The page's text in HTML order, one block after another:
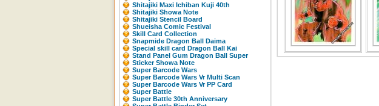
Shitajiki Maxi Ichiban Kuji 40th
Shitajiki Showa Note
Shitajiki Stencil Board
Shueisha Comic Festival
Skill Card Collection
Snapmide Dragon Ball Daima
Special skill card Dragon Ball Kai
Stand Panel Gum Dragon Ball Super
Sticker Showa Note
Super Barcode Wars
Super Barcode Wars Vr Multi Scan
Super Barcode Wars Vr PP Card
Super Battle
Super Battle 30th Anniversary